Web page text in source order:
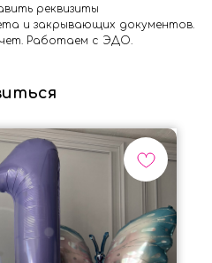
реквизиты
и закрывающих документов.
Работаем с ЭДО.